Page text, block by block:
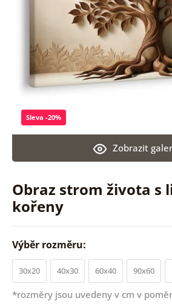
Obraz strom života s
kořeny
Zobrazit
Sleva -20%
Výběr rozměru:
30x20 40x30 60x40 90x60
*rozměry jsou uvedeny v cm v